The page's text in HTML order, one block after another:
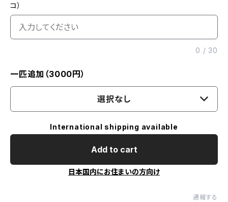
コ）
0 /30
一匹追加（3000円）
選択なし
International shipping available
Add to cart
日本国内にお住まいの方向け
通報する